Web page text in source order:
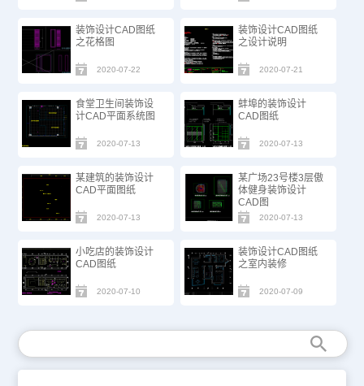
装饰设计CAD图纸
之花格图
2020-07-22
装饰设计CAD图纸
之设计说明
2020-07-21
食堂卫生间装饰设
计CAD平面系统图
2020-07-13
蚌埠的装饰设计
CAD图纸
2020-07-13
某建筑的装饰设计
CAD平面图纸
2020-07-13
某广场23号楼3层傲
体健身装饰设计
CAD图
2020-07-13
小吃店的装饰设计
CAD图纸
2020-07-10
装饰设计CAD图纸
之室内装修
2020-07-09